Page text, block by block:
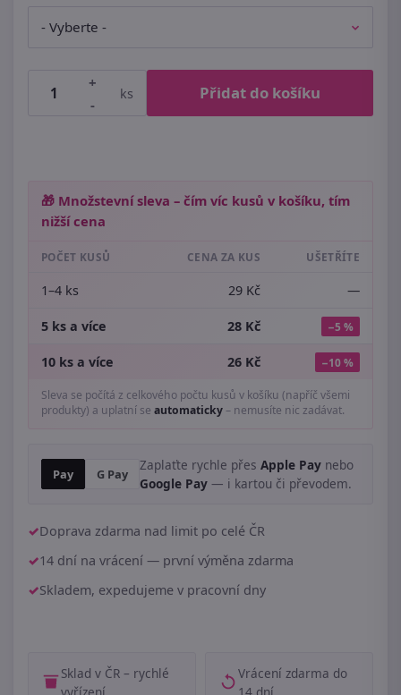
+
-
ks Přidat do košíku
🎁 Množstevní sleva – čím víc kusů v košíku, tím
nižší cena
POČET KUSŮ CENA ZA KUS UŠETŘÍTE
1–4 ks 29 Kč —
5 ks a více 28 Kč −5 %
10 ks a více 26 Kč −10 %
Sleva se počítá z celkového počtu kusů v košíku (napříč všemi
produkty) a uplatní se automaticky– nemusíte nic zadávat.
Pay G Pay
Zaplaťte rychle přes Apple Pay nebo
Google Pay — i kartou či převodem.
Doprava zdarma nad limit po celé ČR
14 dní na vrácení — první výměna zdarma
Skladem, expedujeme v pracovní dny
Sklad v ČR – rychlé
Vrácení zdarma do